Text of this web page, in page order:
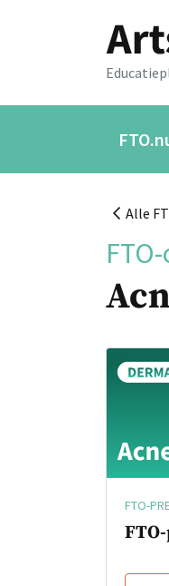
Alle
FTO-